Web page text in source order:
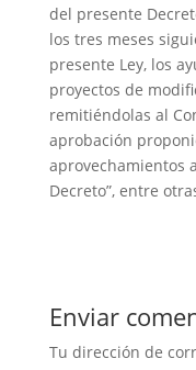
del presente
los tres meses
presente Ley, los
proyectos de
remitiéndolas al
aprobación
aprovechamientos
Decreto”, entre
Enviar
Tu dirección de